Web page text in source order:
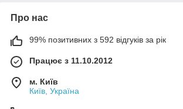
повсякденного використання до активного
природі.
Бренди, які представлені:
Fishing Roi
Про нас
99% позитивних з 592 відгуків за рік
Працює з 11.10.2012
м. Київ
Київ, Україна